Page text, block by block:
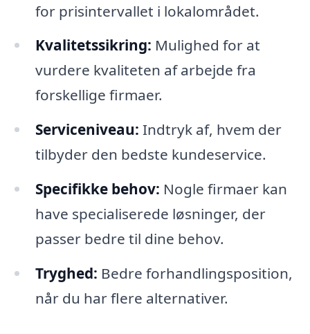
for prisintervallet i lokalområdet.
Kvalitetssikring: Mulighed for at
vurdere kvaliteten af arbejde fra
forskellige firmaer.
Serviceniveau: Indtryk af, hvem der
tilbyder den bedste kundeservice.
Specifikke behov: Nogle firmaer kan
have specialiserede løsninger, der
passer bedre til dine behov.
Tryghed: Bedre forhandlingsposition,
når du har flere alternativer.